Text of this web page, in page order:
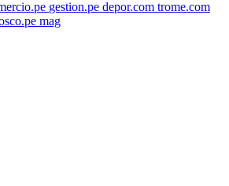
gestion.pe depor.com trome.com
mag